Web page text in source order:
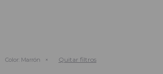
Color: Marrón Quitar filtros